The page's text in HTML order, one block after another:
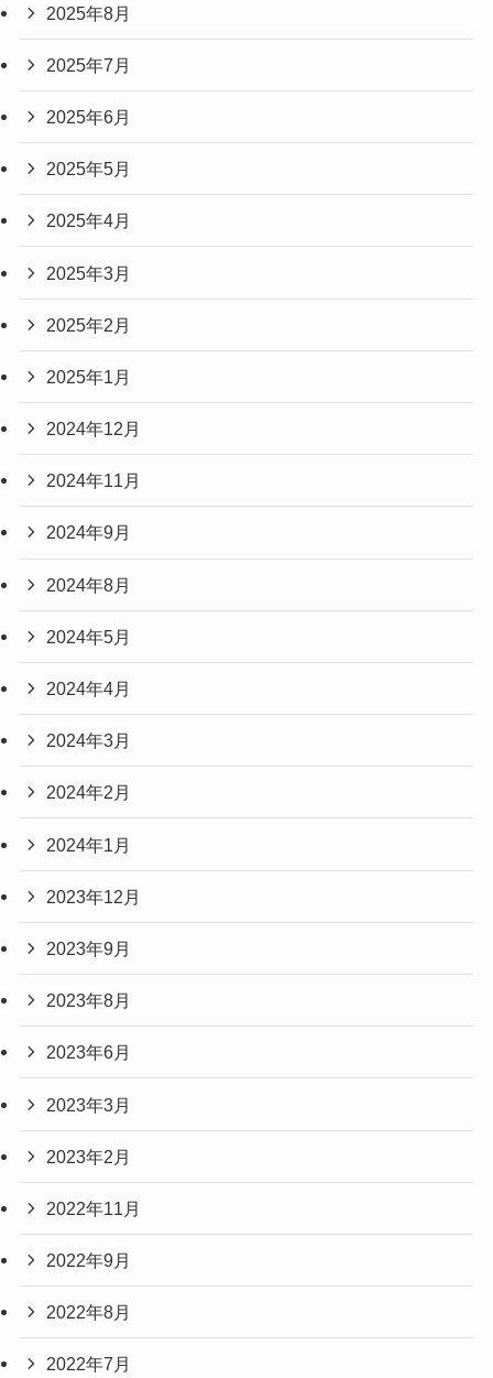
2025年8月
2025年7月
2025年6月
2025年5月
2025年4月
2025年3月
2025年2月
2025年1月
2024年12月
2024年11月
2024年9月
2024年8月
2024年5月
2024年4月
2024年3月
2024年2月
2024年1月
2023年12月
2023年9月
2023年8月
2023年6月
2023年3月
2023年2月
2022年11月
2022年9月
2022年8月
2022年7月